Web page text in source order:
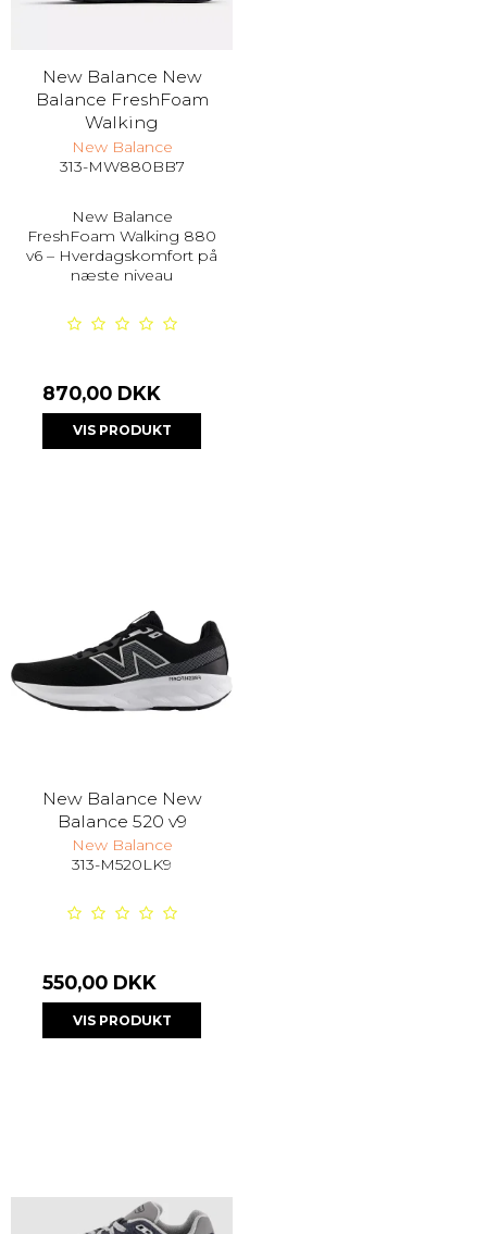
New Balance New
Balance FreshFoam
Walking
New Balance
313-MW880BB7
New Balance
FreshFoam Walking 880
v6 – Hverdagskomfort på
næste niveau
870,00 DKK
VIS PRODUKT
New Balance New
Balance 520 v9
New Balance
313-M520LK9
550,00 DKK
VIS PRODUKT